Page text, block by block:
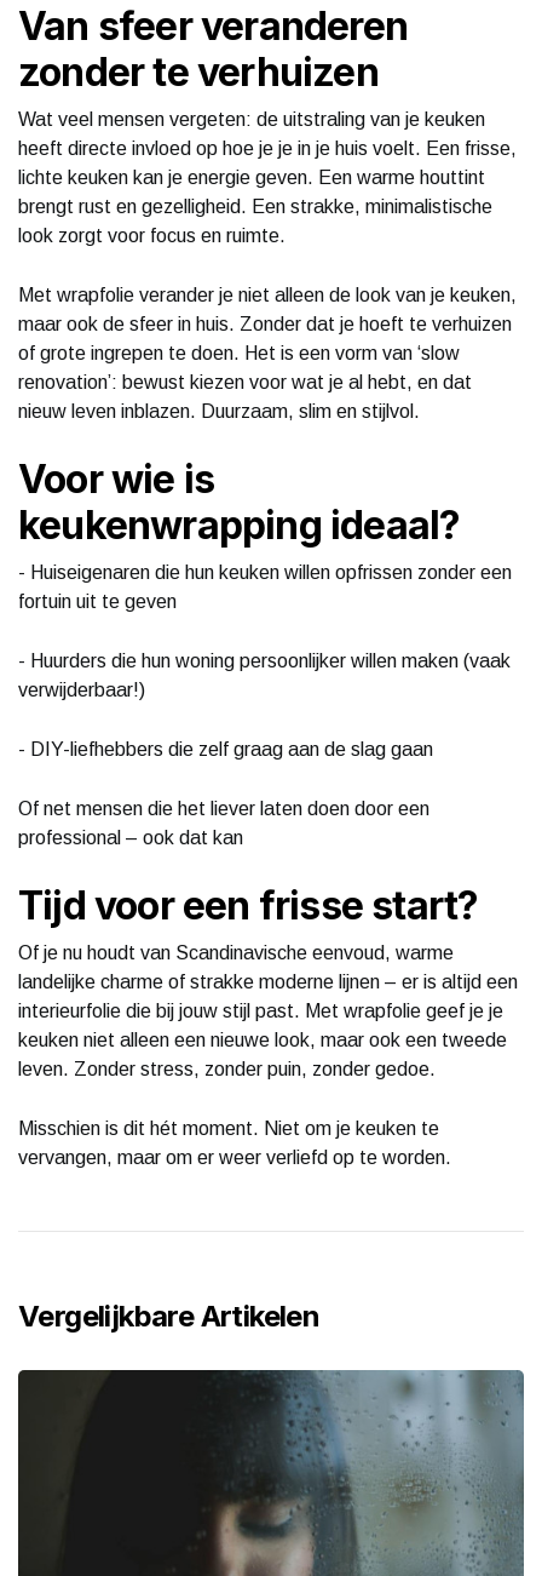
Van sfeer veranderen
zonder te verhuizen
Wat veel mensen vergeten: de uitstraling van je keuken
heeft directe invloed op hoe je je in je huis voelt. Een frisse,
lichte keuken kan je energie geven. Een warme houttint
brengt rust en gezelligheid. Een strakke, minimalistische
look zorgt voor focus en ruimte.
Met wrapfolie verander je niet alleen de look van je keuken,
maar ook de sfeer in huis. Zonder dat je hoeft te verhuizen
of grote ingrepen te doen. Het is een vorm van ‘slow
renovation’: bewust kiezen voor wat je al hebt, en dat
nieuw leven inblazen. Duurzaam, slim en stijlvol.
Voor wie is
keukenwrapping ideaal?
- Huiseigenaren die hun keuken willen opfrissen zonder een
fortuin uit te geven
- Huurders die hun woning persoonlijker willen maken (vaak
verwijderbaar!)
- DIY-liefhebbers die zelf graag aan de slag gaan
Of net mensen die het liever laten doen door een
professional – ook dat kan
Tijd voor een frisse start?
Of je nu houdt van Scandinavische eenvoud, warme
landelijke charme of strakke moderne lijnen – er is altijd een
interieurfolie die bij jouw stijl past. Met wrapfolie geef je je
keuken niet alleen een nieuwe look, maar ook een tweede
leven. Zonder stress, zonder puin, zonder gedoe.
Misschien is dit hét moment. Niet om je keuken te
vervangen, maar om er weer verliefd op te worden.
Vergelijkbare Artikelen